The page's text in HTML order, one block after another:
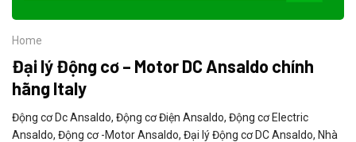
Home
Đại lý Động cơ – Motor DC Ansaldo chính
hãng Italy
Động cơ Dc Ansaldo, Động cơ Điện Ansaldo, Động cơ Electric
Ansaldo, Động cơ -Motor Ansaldo, Đại lý Động cơ DC Ansaldo, Nhà